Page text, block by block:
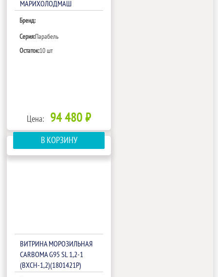
МАРИХОЛОДМАШ
ТУМБА)
Бренд:
Серия:Парабель
Остаток:10 шт
Цена: 94 480 ₽
В КОРЗИНУ
ВИТРИНА МОРОЗИЛЬНАЯ
CARBOMA G95 SL 1,2-1
(ВХСН-1,2)(1801421P)